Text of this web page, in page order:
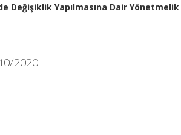
Değişiklik Yapılmasına Dair Yönetmelik
2020